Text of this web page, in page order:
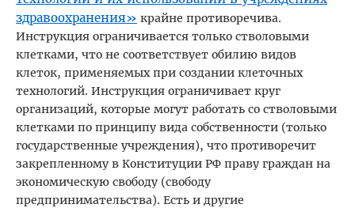
здравоохранения» крайне противоречива.
Инструкция ограничивается только стволовыми
клетками, что не соответствует обилию видов
клеток, применяемых при создании клеточных
технологий. Инструкция ограничивает круг
организаций, которые могут работать со стволовыми
клетками по принципу вида собственности (только
государственные учреждения), что противоречит
закрепленному в Конституции РФ праву граждан на
экономическую свободу (свободу
предпринимательства). Есть и другие